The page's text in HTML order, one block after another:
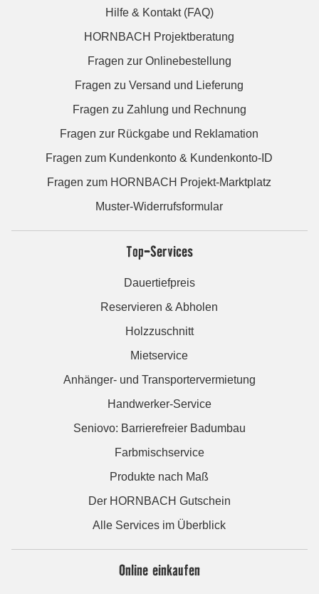
Hilfe & Kontakt (FAQ)
HORNBACH Projektberatung
Fragen zur Onlinebestellung
Fragen zu Versand und Lieferung
Fragen zu Zahlung und Rechnung
Fragen zur Rückgabe und Reklamation
Fragen zum Kundenkonto & Kundenkonto-ID
Fragen zum HORNBACH Projekt-Marktplatz
Muster-Widerrufsformular
Top-Services
Dauertiefpreis
Reservieren & Abholen
Holzzuschnitt
Mietservice
Anhänger- und Transportervermietung
Handwerker-Service
Seniovo: Barrierefreier Badumbau
Farbmischservice
Produkte nach Maß
Der HORNBACH Gutschein
Alle Services im Überblick
Online einkaufen